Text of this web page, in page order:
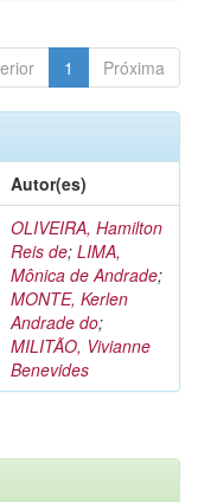
1 Próxima
Autor(es)
OLIVEIRA, Hamilton
Reis de; LIMA,
Mônica de Andrade;
MONTE, Kerlen
Andrade do;
MILITÃO, Vivianne
Benevides